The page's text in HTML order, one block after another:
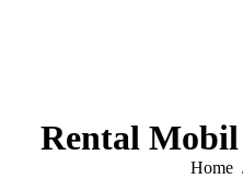
Rental
You
Home